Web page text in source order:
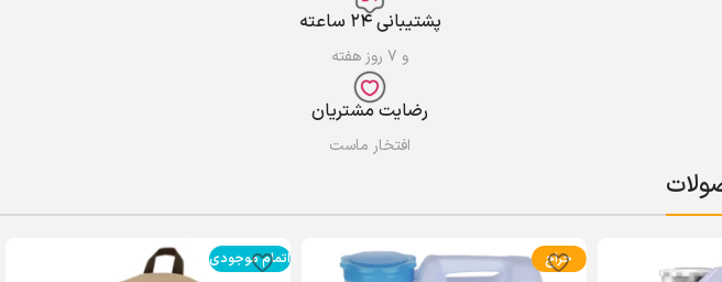
پشتیبانی ۲۴ ساعته
و ۷ روز هفته
رضایت مشتریان
افتخار ماست
حراج اتمام موجودی